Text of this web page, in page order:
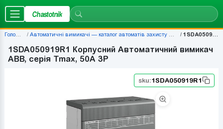
Chastotnik
Головна Автоматичні вимикачі — каталог автоматів захисту | Chastotnik.ua 1SDA050919R1
1SDA050919R1 Корпусний Автоматичний вимикач
ABB, серія Tmax, 50A 3P
sku:1SDA050919R1